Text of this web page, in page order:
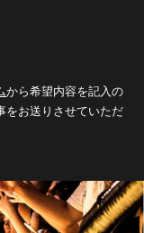
から希望内容を記入の
をお送りさせていただ